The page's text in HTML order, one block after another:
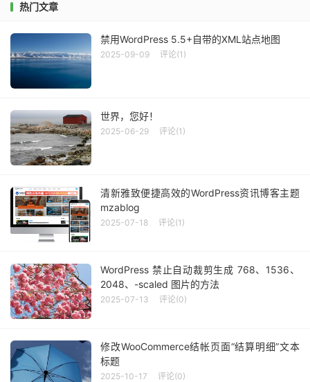
热门文章
禁用WordPress 5.5+自带的XML站点地图
2025-09-09 评论(1)
世界，您好！
2025-06-29 评论(1)
清新雅致便捷高效的WordPress资讯博客主题
mzablog
2025-07-18 评论(1)
WordPress 禁止自动裁剪生成 768、1536、
2048、-scaled 图片的方法
2025-07-13 评论(0)
修改WooCommerce结帐页面“结算明细”文本
标题
2025-10-17 评论(0)